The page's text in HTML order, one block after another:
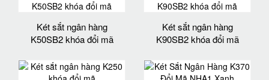
Két sắt ngân hàng
K50SB2 khóa đổi mã
Két sắt ngân hàng
K90SB2 khóa đổi mã